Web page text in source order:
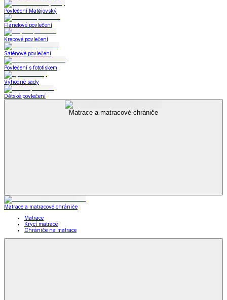
Povlečení Matějovský
Flanelové povlečení
Krepové povlečení
Saténové povlečení
Povlečení s fototiskem
Výhodné sady
Dětské povlečení
Matrace a matracové chrániče
Matrace a matracové chrániče
Matrace
Krycí matrace
Chrániče na matrace